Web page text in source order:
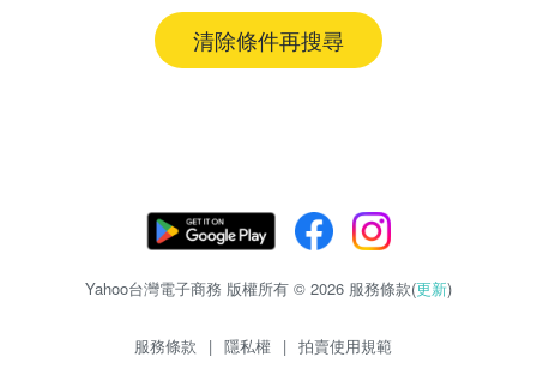
清除條件再搜尋
Yahoo台灣電子商務 版權所有 © 2026 服務條款(更新)
服務條款 | 隱私權 | 拍賣使用規範